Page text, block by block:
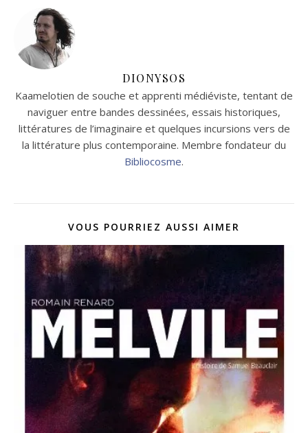
DIONYSOS
Kaamelotien de souche et apprenti médiéviste, tentant de
naviguer entre bandes dessinées, essais historiques,
littératures de l’imaginaire et quelques incursions vers de
la littérature plus contemporaine. Membre fondateur du
Bibliocosme.
VOUS POURRIEZ AUSSI AIMER